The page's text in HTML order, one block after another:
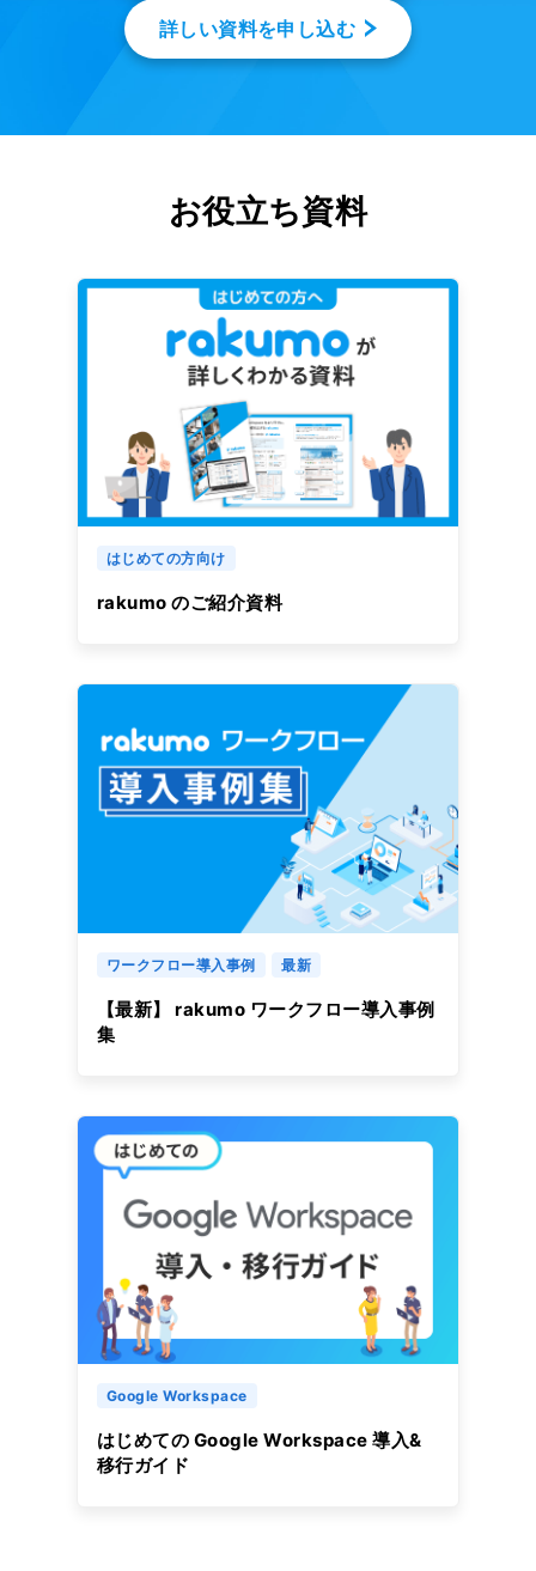
詳しい資料を申し込む
お役立ち資料
はじめての方向け
rakumo のご紹介資料
ワークフロー導入事例 最新
【最新】 rakumo ワークフロー導入事例
集
Google Workspace
はじめての Google Workspace 導入&
移行ガイド